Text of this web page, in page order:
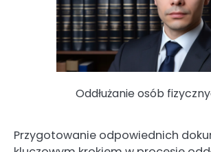
Oddłużanie osób
Przygotowanie odpowiednich